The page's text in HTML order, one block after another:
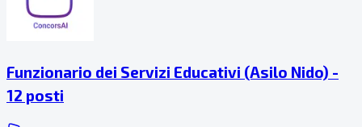
Funzionario dei Servizi Educativi (Asilo Nido) -
12 posti